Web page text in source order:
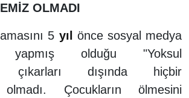
OLMADI
5 yıl
önce sosyal medya
yapmış olduğu "Yoksul
çıkarları dışında hiçbir
Çocukların ölmesini